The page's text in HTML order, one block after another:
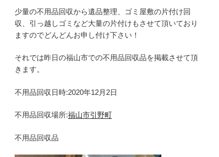
少量の不用品回収から遺品整理、ゴミ屋敷の片付け回
収、引っ越しゴミなど大量の片付けもさせて頂いており
ますのでどんどんお申し付け下さい！
それでは昨日の福山市での不用品回収品を掲載させて頂
きます。
不用品回収日時:2020年12月2日
不用品回収場所:福山市引野町
不用品回収品